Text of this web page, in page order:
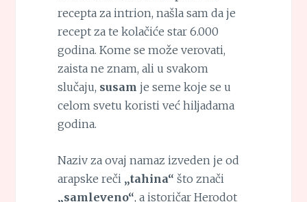
recepta za intrion, našla sam da je
recept za te kolačiće star 6.000
godina. Kome se može verovati,
zaista ne znam, ali u svakom
slučaju, susam je seme koje se u
celom svetu koristi već hiljadama
godina.
Naziv za ovaj namaz izveden je od
arapske reči „tahina“ što znači
„samleveno“, a istoričar Herodot